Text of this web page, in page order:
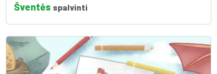
Šventės spalvinti